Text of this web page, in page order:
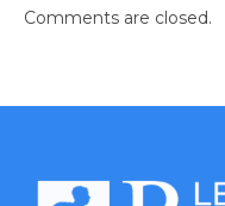
Comments are closed.